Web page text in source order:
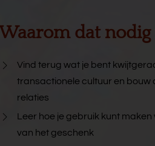
dat nodig
Vind terug wat je bent
transactionele cultuur en bouw
relaties
Leer hoe je gebruik kunt
van het geschenk